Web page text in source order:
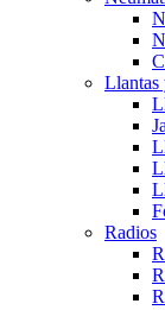
Llantas
Radios